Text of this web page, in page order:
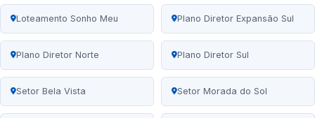
Loteamento Sonho Meu Plano Diretor Expansão Sul
Plano Diretor Norte Plano Diretor Sul
Setor Bela Vista Setor Morada do Sol